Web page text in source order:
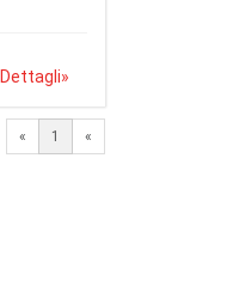
Dettagli»
« 1 «